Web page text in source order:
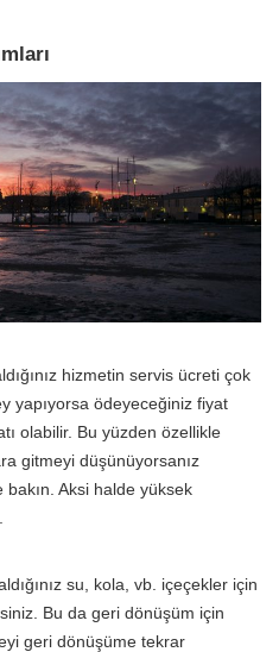
hizmetin servis ücreti çok
yapıyorsa ödeyeceğiniz fiyat
olabilir. Bu yüzden özellikle
gitmeyi düşünüyorsanız
Aksi halde yüksek
su, kola, vb. içeçekler için
Bu da geri dönüşüm için
geri dönüşüme tekrar